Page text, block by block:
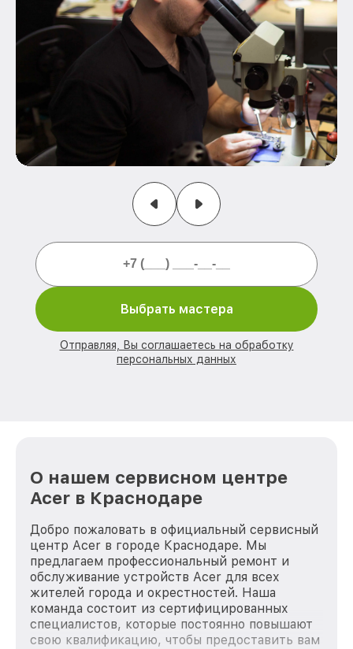
Выбрать мастера
Отправляя, Вы соглашаетесь на обработку
персональных данных
О нашем сервисном центре
Acer в Краснодаре
Добро пожаловать в официальный сервисный
центр Acer в городе Краснодаре. Мы
предлагаем профессиональный ремонт и
обслуживание устройств Acer для всех
жителей города и окрестностей. Наша
команда состоит из сертифицированных
специалистов, которые постоянно повышают
свою квалификацию, чтобы предоставить вам